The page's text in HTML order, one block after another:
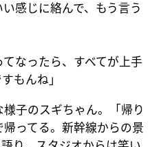
感じに絡んで、もう言う
なったら、すべてが上手
もんね」
子のスギちゃん。「帰り
ってる。新幹線からの景